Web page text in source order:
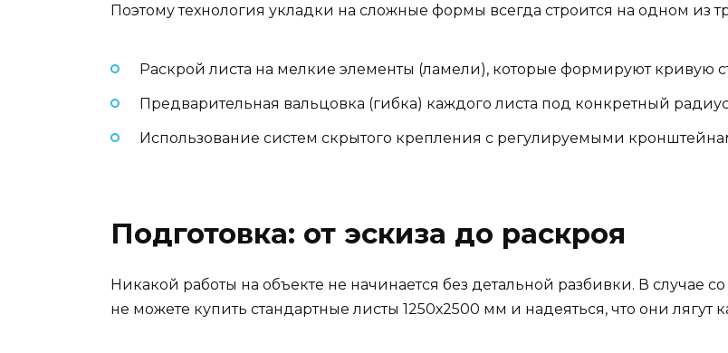
Поэтому технология укладки на сложные формы всегда строится на одном из
Раскрой листа на мелкие элементы (ламели), которые формируют кривую
Предварительная вальцовка (гибка) каждого листа под конкретный
Использование систем скрытого крепления с регулируемыми
Подготовка: от эскиза до раскроя
Никакой работы на объекте не начинается без детальной разбивки. В случае
не можете купить стандартные листы 1250х2500 мм и надеяться, что они лягут